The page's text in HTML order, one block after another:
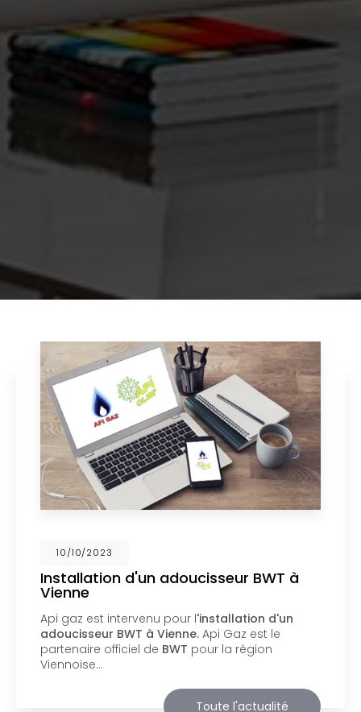
02/10/2023
Nouveau support de communication
web
Api Gaz à Viennevous présente son nouveau
support de communication web réalisé par la
sociétéBIIM COM . Vous souhaitant une
agréable visite, si vous avez besoin…
Toute l'actualité